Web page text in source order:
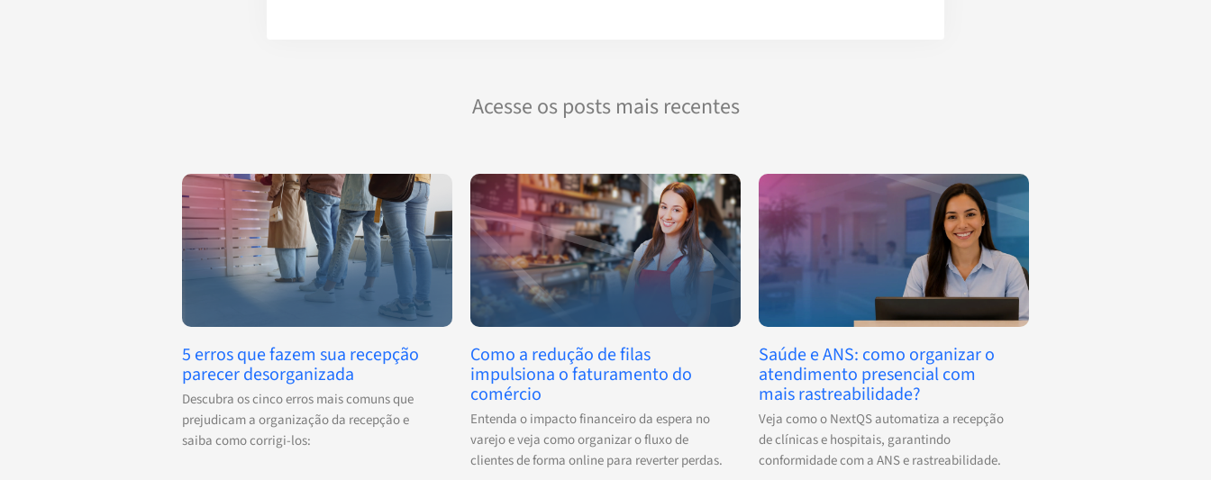
Acesse os posts mais recentes
5 erros que fazem sua recepção
parecer desorganizada
Descubra os cinco erros mais comuns que
prejudicam a organização da recepção e
saiba como corrigi-los:
Como a redução de filas
impulsiona o faturamento do
comércio
Entenda o impacto financeiro da espera no
varejo e veja como organizar o fluxo de
clientes de forma online para reverter perdas.
Saúde e ANS: como organizar o
atendimento presencial com
mais rastreabilidade?
Veja como o NextQS automatiza a recepção
de clínicas e hospitais, garantindo
conformidade com a ANS e rastreabilidade.